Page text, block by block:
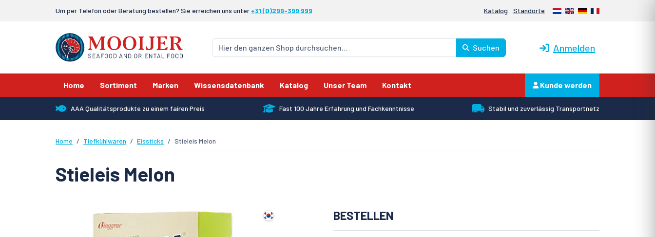
Um per Telefon oder Beratung bestellen? Sie erreichen uns unter +31 (0)299-399 999 Katalog Standorte Nederlands
EnglishDeutschFrançais
Suchen Anmelden
Home Sortiment Marken Wissensdatenbank Katalog Unser Team Kontakt Kunde werden
AAA Qualitätsprodukte zu einem fairen Preis Fast 100 Jahre Erfahrung und Fachkenntnisse Stabil und zuverlässig Transportnetz
Home Tiefkühlwaren Eissticks Stieleis Melon
Stieleis Melon
BESTELLEN